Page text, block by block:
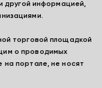
другой информацией,
торговой площадкой
о проводимых
портале, не носят